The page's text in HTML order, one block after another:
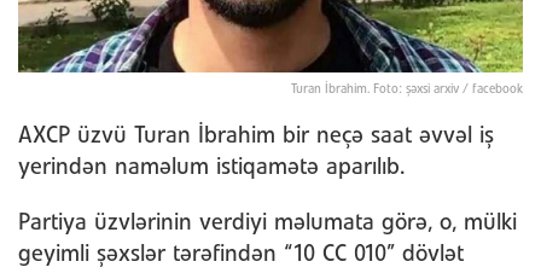
Turan İbrahim. Foto: şəxsi arxiv / facebook
AXCP üzvü Turan İbrahim bir neçə saat əvvəl iş
yerindən naməlum istiqamətə aparılıb.
Partiya üzvlərinin verdiyi məlumata görə, o, mülki
geyimli şəxslər tərəfindən “10 CC 010” dövlət